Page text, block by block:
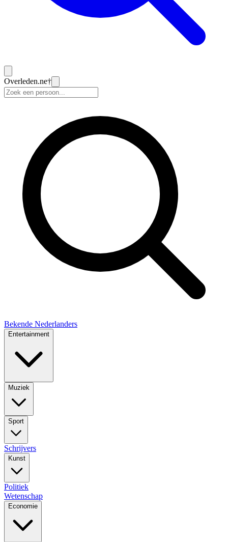
Overleden.ne†
Bekende Nederlanders
Entertainment
Muziek
Sport
Schrijvers
Kunst
Politiek
Wetenschap
Economie